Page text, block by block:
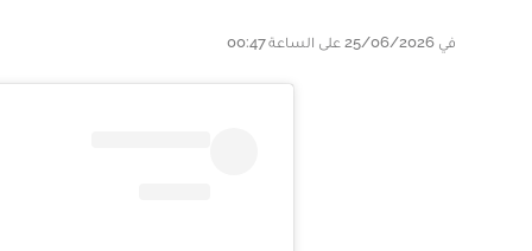
في 25/06/2026 على الساعة 00:47